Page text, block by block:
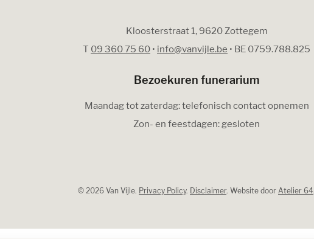
Kloosterstraat 1, 9620 Zottegem
T 09 360 75 60 • info@vanvijle.be • BE 0759.788.825
Bezoekuren funerarium
Maandag tot zaterdag: telefonisch contact opnemen
Zon- en feestdagen: gesloten
© 2026 Van Vijle. Privacy Policy. Disclaimer. Website door Atelier 64